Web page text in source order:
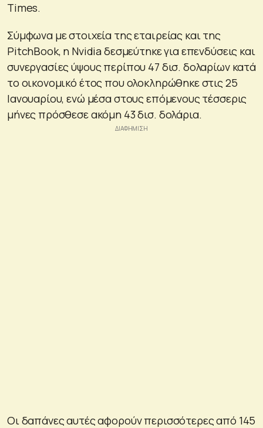
Times.
Σύμφωνα με στοιχεία της εταιρείας και της
PitchBook, η Nvidia δεσμεύτηκε για επενδύσεις και
συνεργασίες ύψους περίπου 47 δισ. δολαρίων κατά
το οικονομικό έτος που ολοκληρώθηκε στις 25
Ιανουαρίου, ενώ μέσα στους επόμενους τέσσερις
μήνες πρόσθεσε ακόμη 43 δισ. δολάρια.
Οι δαπάνες αυτές αφορούν περισσότερες από 145